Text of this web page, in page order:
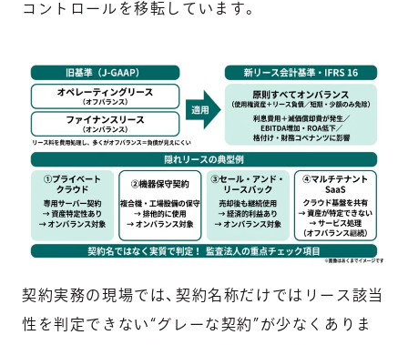
コントロールを移転しています。
契約実務の現場では、契約名称だけではリース該当
性を判定できない“グレーな契約”が少なくありま